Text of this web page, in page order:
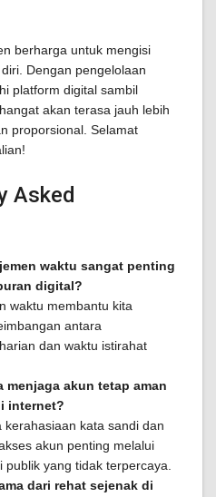
berharga untuk mengisi
Dengan pengelolaan
platform digital sambil
akan terasa jauh lebih
proporsional. Selamat
Asked
waktu sangat penting
digital?
waktu membantu kita
antara
dan waktu istirahat
menjaga akun tetap aman
internet?
kerahasiaan kata sandi dan
akun penting melalui
publik yang tidak terpercaya.
dari rehat sejenak di